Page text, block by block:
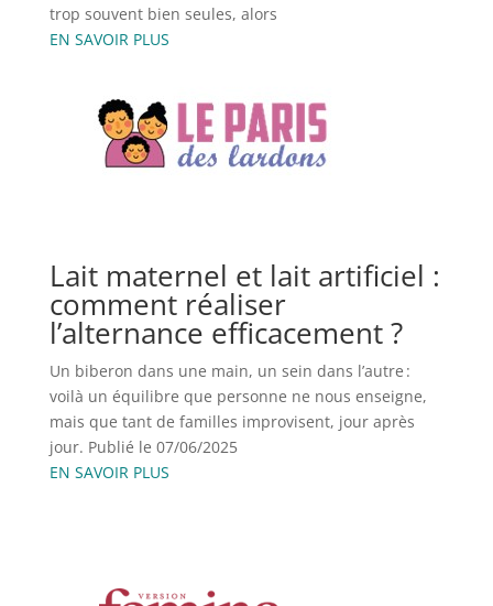
trop souvent bien seules, alors
EN SAVOIR PLUS
Lait maternel et lait artificiel :
comment réaliser
l’alternance efficacement ?
Un biberon dans une main, un sein dans l’autre :
voilà un équilibre que personne ne nous enseigne,
mais que tant de familles improvisent, jour après
jour. Publié le 07/06/2025
EN SAVOIR PLUS